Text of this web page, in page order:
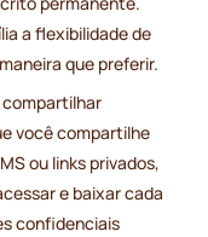
a flexibilidade de
que preferir.
compartilhar
você compartilhe
ou links privados,
e baixar cada
confidenciais